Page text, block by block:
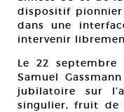
dispositif
dans une
intervenir
Le 22 septembre
Samuel
jubilatoire sur
singulier, fruit de